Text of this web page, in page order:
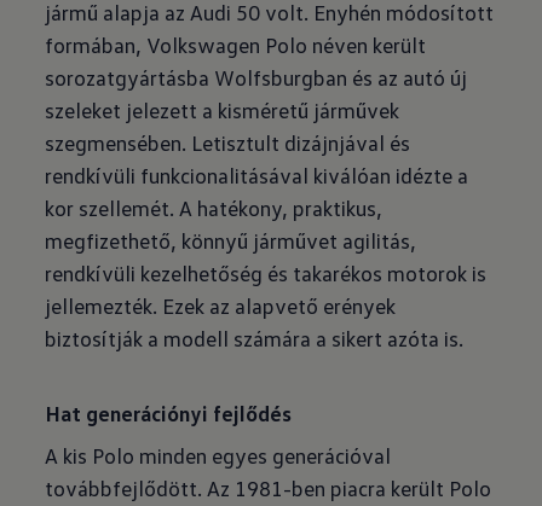
jármű alapja az Audi 50 volt. Enyhén módosított
formában, Volkswagen Polo néven került
sorozatgyártásba Wolfsburgban és az autó új
szeleket jelezett a kisméretű járművek
szegmensében. Letisztult dizájnjával és
rendkívüli funkcionalitásával kiválóan idézte a
kor szellemét. A hatékony, praktikus,
megfizethető, könnyű járművet agilitás,
rendkívüli kezelhetőség és takarékos motorok is
jellemezték. Ezek az alapvető erények
biztosítják a modell számára a sikert azóta is.
Hat generációnyi fejlődés
A kis Polo minden egyes generációval
továbbfejlődött. Az 1981-ben piacra került Polo